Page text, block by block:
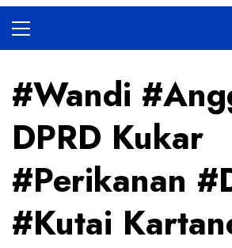
Menu
#Wandi
DPRD Kukar
#Perikanan
#Kutai